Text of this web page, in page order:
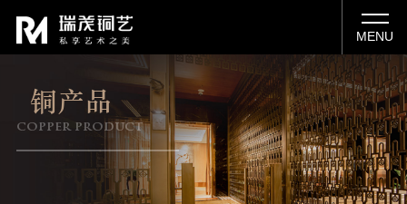
MENU
铜产品
copper product